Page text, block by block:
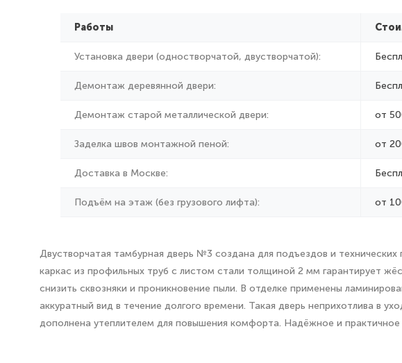
Работы
Установка двери (одностворчатой, двустворчатой):
Демонтаж деревянной двери:
Демонтаж старой металлической двери: от
Заделка швов монтажной пеной: от
Доставка в Москве:
Подъём на этаж (без грузового лифта): от
Двустворчатая тамбурная дверь №3 создана для подъездов и
каркас из профильных труб с листом стали толщиной 2 мм гарантирует
снизить сквозняки и проникновение пыли. В отделке применены
аккуратный вид в течение долгого времени. Такая дверь неприхотлива в
дополнена утеплителем для повышения комфорта. Надёжное и